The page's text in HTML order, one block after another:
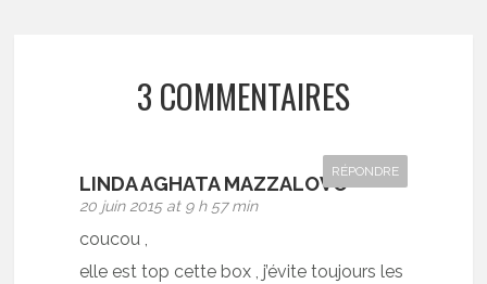
3 COMMENTAIRES
LINDA AGHATA MAZZALOVO
20 juin 2015 at 9 h 57 min
RÉPONDRE
coucou ,
elle est top cette box , j’évite toujours les